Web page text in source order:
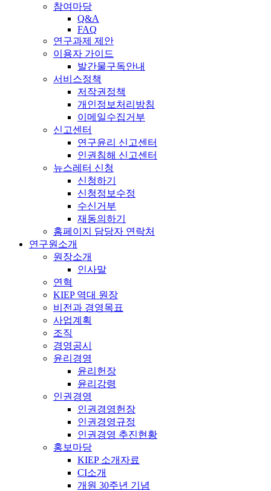
참여마당
Q&A
FAQ
연구과제 제안
이용자 가이드
발간물구독안내
서비스정책
저작권정책
개인정보처리방침
이메일수집거부
신고센터
연구윤리 신고센터
인권침해 신고센터
뉴스레터 신청
신청하기
신청정보수정
수신거부
재동의하기
홈페이지 담당자 연락처
연구원소개
원장소개
인사말
연혁
KIEP 역대 원장
비전과 경영목표
사업계획
조직
경영공시
윤리경영
윤리헌장
윤리강령
인권경영
인권경영헌장
인권경영규정
인권경영 추진현황
홍보마당
KIEP 소개자료
CI소개
개원 30주년 기념